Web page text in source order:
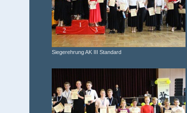
Siegerehrung AK III Standard